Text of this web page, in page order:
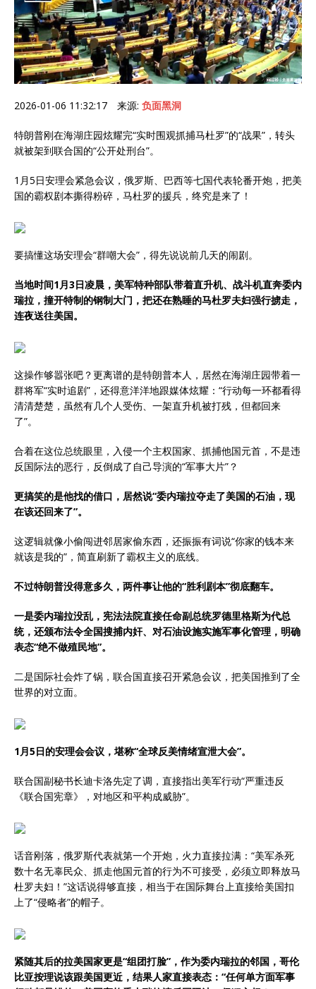
2026-01-06 11:32:17 来源: 负面黑洞
特朗普刚在海湖庄园炫耀完“实时围观抓捕马杜罗”的“战果”，转头
就被架到联合国的“公开处刑台”。
1月5日安理会紧急会议，俄罗斯、巴西等七国代表轮番开炮，把美
国的霸权剧本撕得粉碎，马杜罗的援兵，终究是来了！
要搞懂这场安理会“群嘲大会”，得先说说前几天的闹剧。
当地时间1月3日凌晨，美军特种部队带着直升机、战斗机直奔委内
瑞拉，撞开特制的钢制大门，把还在熟睡的马杜罗夫妇强行掳走，
连夜送往美国。
这操作够嚣张吧？更离谱的是特朗普本人，居然在海湖庄园带着一
群将军“实时追剧”，还得意洋洋地跟媒体炫耀：“行动每一环都看得
清清楚楚，虽然有几个人受伤、一架直升机被打残，但都回来
了”。
合着在这位总统眼里，入侵一个主权国家、抓捕他国元首，不是违
反国际法的恶行，反倒成了自己导演的“军事大片”？
更搞笑的是他找的借口，居然说“委内瑞拉夺走了美国的石油，现
在该还回来了”。
这逻辑就像小偷闯进邻居家偷东西，还振振有词说“你家的钱本来
就该是我的”，简直刷新了霸权主义的底线。
不过特朗普没得意多久，两件事让他的“胜利剧本”彻底翻车。
一是委内瑞拉没乱，宪法法院直接任命副总统罗德里格斯为代总
统，还颁布法令全国搜捕内奸、对石油设施实施军事化管理，明确
表态“绝不做殖民地”。
二是国际社会炸了锅，联合国直接召开紧急会议，把美国推到了全
世界的对立面。
1月5日的安理会会议，堪称“全球反美情绪宣泄大会”。
联合国副秘书长迪卡洛先定了调，直接指出美军行动“严重违反
《联合国宪章》，对地区和平构成威胁”。
话音刚落，俄罗斯代表就第一个开炮，火力直接拉满：“美军杀死
数十名无辜民众、抓走他国元首的行为不可接受，必须立即释放马
杜罗夫妇！”这话说得够直接，相当于在国际舞台上直接给美国扣
上了“侵略者”的帽子。
紧随其后的拉美国家更是“组团打脸”，作为委内瑞拉的邻国，哥伦
比亚按理说该跟美国更近，结果人家直接表态：“任何单方面军事